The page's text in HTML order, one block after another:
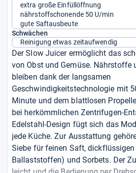
extra große Einfüllöffnung
nährstoffschonende 50 U/min
gute Saftausbeute
Schwächen
Reinigung etwas zeitaufwendig
Der Slow Juicer ermöglicht das
von Obst und Gemüse. Nährstoffe
bleiben dank der langsamen
Geschwindigkeitstechnologie mit
Minute und dem blattlosen
bei herkömmlichen Zentrifugen-
Edelstahl-Design fügt sich das
jede Küche. Zur Ausstattung
Siebe für feinen Saft,
Ballaststoffen) und Sorbets. Der